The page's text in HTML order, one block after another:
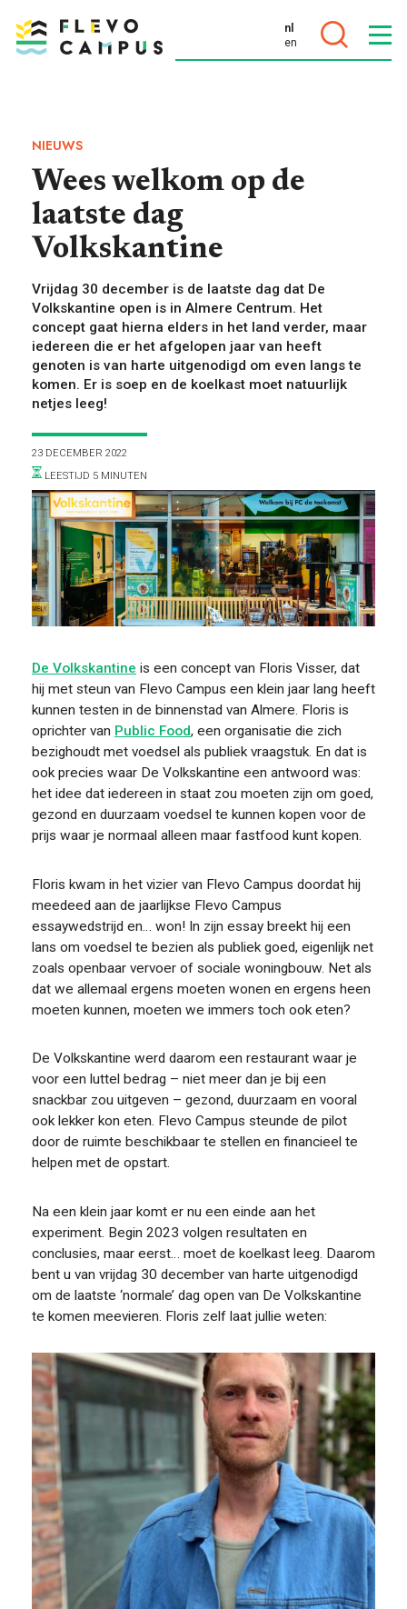
PROGRAMMA’S
ONTDEKKEN
OVER
FOOD PIONEERS
nl
en
NIEUWS
Wees welkom op de
laatste dag
Volkskantine
Vrijdag 30 december is de laatste dag dat De
Volkskantine open is in Almere Centrum. Het
concept gaat hierna elders in het land verder, maar
iedereen die er het afgelopen jaar van heeft
genoten is van harte uitgenodigd om even langs te
komen. Er is soep en de koelkast moet natuurlijk
netjes leeg!
23 DECEMBER 2022
LEESTIJD 5 MINUTEN
De Volkskantine is een concept van Floris Visser, dat
hij met steun van Flevo Campus een klein jaar lang heeft
kunnen testen in de binnenstad van Almere. Floris is
oprichter van Public Food, een organisatie die zich
bezighoudt met voedsel als publiek vraagstuk. En dat is
ook precies waar De Volkskantine een antwoord was:
het idee dat iedereen in staat zou moeten zijn om goed,
gezond en duurzaam voedsel te kunnen kopen voor de
prijs waar je normaal alleen maar fastfood kunt kopen.
Floris kwam in het vizier van Flevo Campus doordat hij
meedeed aan de jaarlijkse Flevo Campus
essaywedstrijd en… won! In zijn essay breekt hij een
lans om voedsel te bezien als publiek goed, eigenlijk net
zoals openbaar vervoer of sociale woningbouw. Net als
dat we allemaal ergens moeten wonen en ergens heen
moeten kunnen, moeten we immers toch ook eten?
De Volkskantine werd daarom een restaurant waar je
voor een luttel bedrag – niet meer dan je bij een
snackbar zou uitgeven – gezond, duurzaam en vooral
ook lekker kon eten. Flevo Campus steunde de pilot
door de ruimte beschikbaar te stellen en financieel te
helpen met de opstart.
Na een klein jaar komt er nu een einde aan het
experiment. Begin 2023 volgen resultaten en
conclusies, maar eerst… moet de koelkast leeg. Daarom
bent u van vrijdag 30 december van harte uitgenodigd
om de laatste ‘normale’ dag open van De Volkskantine
te komen meevieren. Floris zelf laat jullie weten: